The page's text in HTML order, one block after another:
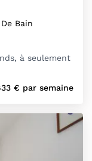
Bain
à seulement
€ par semaine